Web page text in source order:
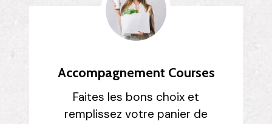
Accompagnement Courses
Faites les bons choix et
remplissez votre panier de